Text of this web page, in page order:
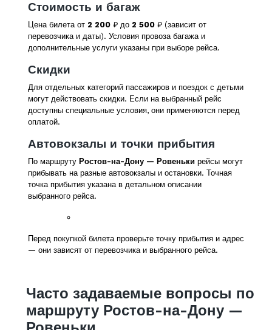
Стоимость и багаж
Цена билета от 2 200 ₽ до 2 500 ₽ (зависит от
перевозчика и даты). Условия провоза багажа и
дополнительные услуги указаны при выборе рейса.
Скидки
Для отдельных категорий пассажиров и поездок с детьми
могут действовать скидки. Если на выбранный рейс
доступны специальные условия, они применяются перед
оплатой.
Автовокзалы и точки прибытия
По маршруту Ростов-на-Дону — Ровеньки рейсы могут
прибывать на разные автовокзалы и остановки. Точная
точка прибытия указана в детальном описании
выбранного рейса.
Перед покупкой билета проверьте точку прибытия и адрес
— они зависят от перевозчика и выбранного рейса.
Часто задаваемые вопросы по
маршруту Ростов-на-Дону —